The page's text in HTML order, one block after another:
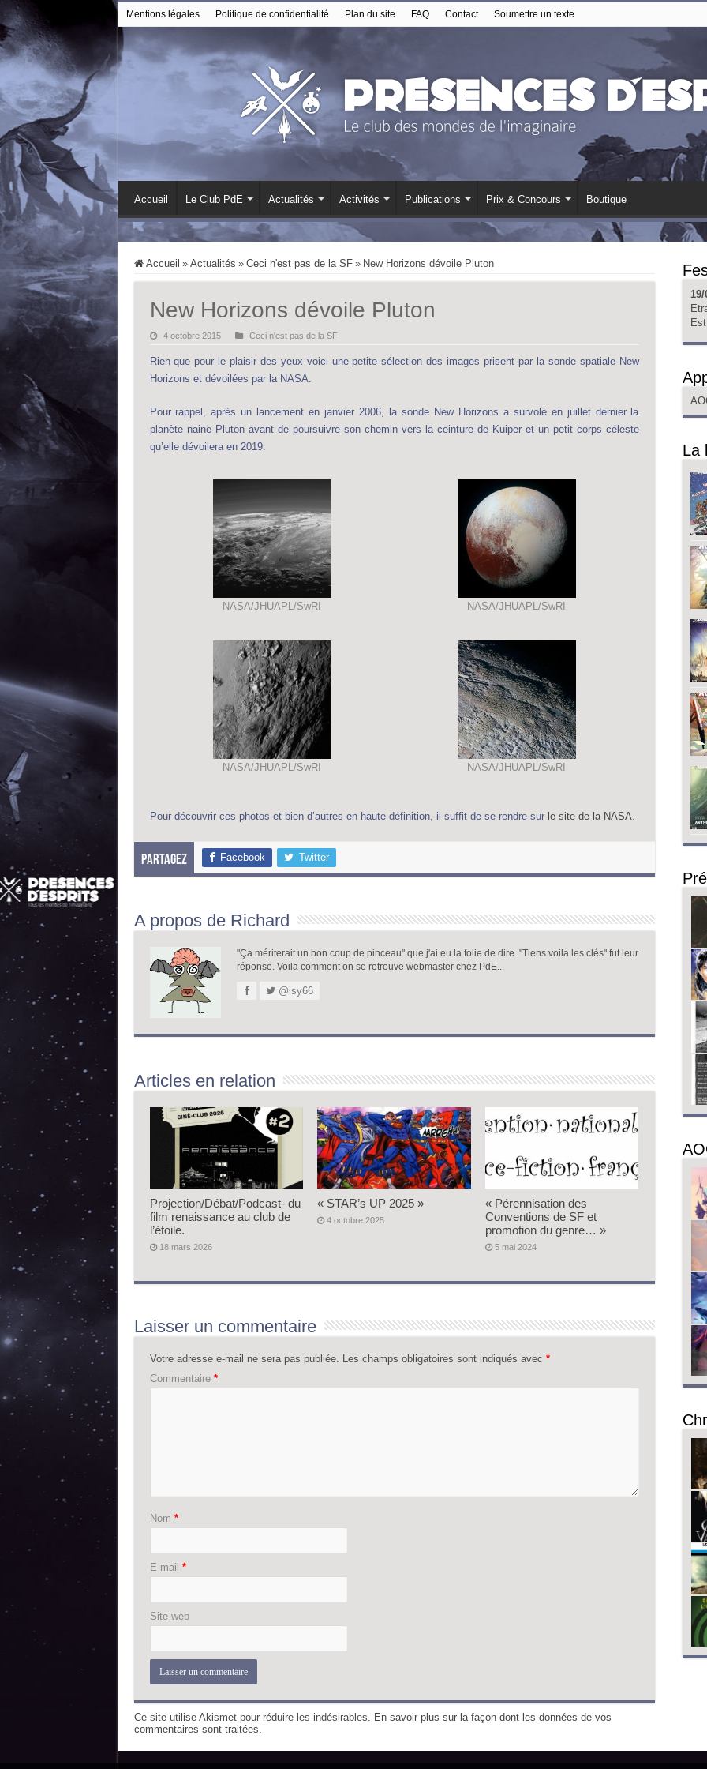
Mentions légales Politique de confidentialité Plan du site FAQ Contact Soumettre un texte
Accueil Le Club PdE Actualités Activités Publications Prix & Concours Boutique
Accueil » Actualités » Ceci n'est pas de la SF » New Horizons dévoile Pluton
New Horizons dévoile Pluton
4 octobre 2015 Ceci n'est pas de la SF
Rien que pour le plaisir des yeux voici une petite sélection des images prisent par la sonde spatiale New
Horizons et dévoilées par la NASA.
Pour rappel, après un lancement en janvier 2006, la sonde New Horizons a survolé en juillet dernier la
planète naine Pluton avant de poursuivre son chemin vers la ceinture de Kuiper et un petit corps céleste
qu’elle dévoilera en 2019.
NASA/JHUAPL/SwRI NASA/JHUAPL/SwRI
NASA/JHUAPL/SwRI NASA/JHUAPL/SwRI
Pour découvrir ces photos et bien d’autres en haute définition, il suffit de se rendre sur le site de la NASA.
Partagez Facebook Twitter
A propos de Richard
"Ça mériterait un bon coup de pinceau" que j'ai eu la folie de dire. "Tiens voila les clés" fut leur
réponse. Voila comment on se retrouve webmaster chez PdE...
@isy66
Articles en relation
Projection/Débat/Podcast- du
film renaissance au club de
l’étoile.
18 mars 2026
« STAR’s UP 2025 »
4 octobre 2025
« Pérennisation des
Conventions de SF et
promotion du genre… »
5 mai 2024
Laisser un commentaire
Votre adresse e-mail ne sera pas publiée. Les champs obligatoires sont indiqués avec *
Commentaire *
Nom *
E-mail *
Site web
Ce site utilise Akismet pour réduire les indésirables. En savoir plus sur la façon dont les données de vos
commentaires sont traitées.
19/
Est
La